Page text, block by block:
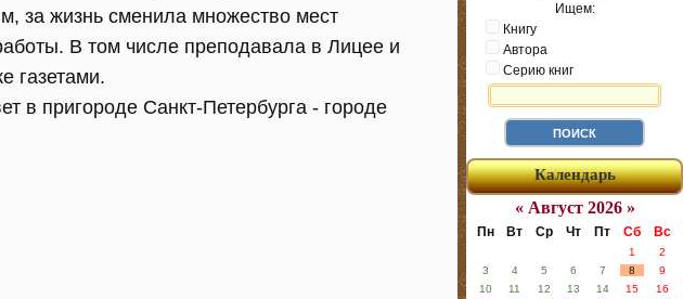
за жизнь сменила множество мест
В том числе преподавала в Лицее и
газетами.
в пригороде Санкт-Петербурга - городе
Ищем:
Книгу
Автора
Серию книг
Календарь
« Август 2026 »
Пн Вт Ср Чт Пт Сб Вс
1
2
3
4 5 6 7 8
9
10
11 12 13 14 15
16